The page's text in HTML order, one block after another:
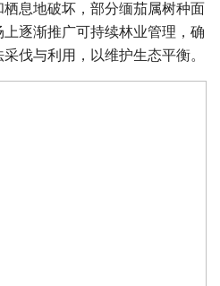
息地破坏，部分缅茄属树种面
逐渐推广可持续林业管理，确
伐与利用，以维护生态平衡。